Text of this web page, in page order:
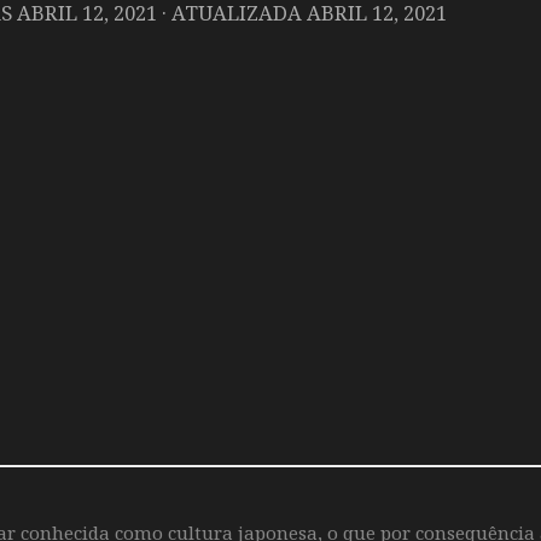
ABRIL 12, 2021 · ATUALIZADAABRIL 12, 2021
conhecida como cultura japonesa, o que por